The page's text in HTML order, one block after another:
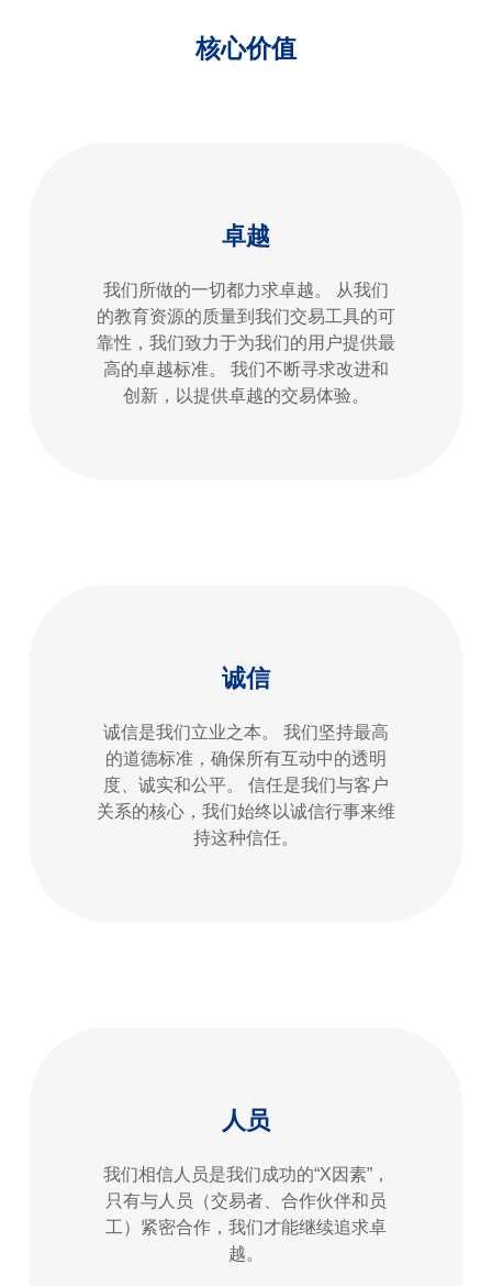
核心价值
卓越
我们所做的一切都力求卓越。 从我们
的教育资源的质量到我们交易工具的可
靠性，我们致力于为我们的用户提供最
高的卓越标准。 我们不断寻求改进和
创新，以提供卓越的交易体验。
诚信
诚信是我们立业之本。 我们坚持最高
的道德标准，确保所有互动中的透明
度、诚实和公平。 信任是我们与客户
关系的核心，我们始终以诚信行事来维
持这种信任。
人员
我们相信人员是我们成功的“X因素”，
只有与人员（交易者、合作伙伴和员
工）紧密合作，我们才能继续追求卓
越。